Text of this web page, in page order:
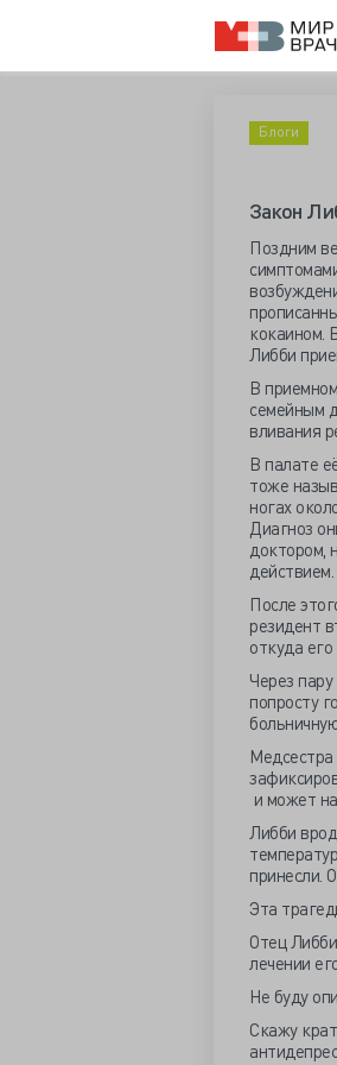
Блоги
Закон
Поздним
кокаином.
Либби
В
семейным
вливания
В палате
тоже
ногах
Диагноз
доктором,
действием.
После
резидент
откуда
Через
попросту
и может
Либби
принесли.
Эта
Отец
лечении
Не буду
Скажу